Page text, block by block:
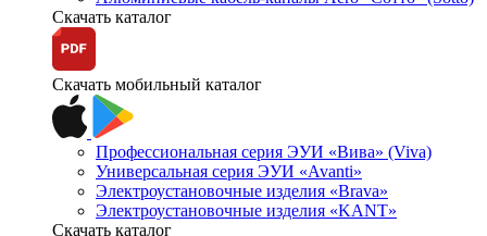
Скачать каталог
Скачать мобильный каталог
Профессиональная серия ЭУИ «Вива» (Viva)
Универсальная серия ЭУИ «Avanti»
Электроустановочные изделия «Brava»
Электроустановочные изделия «KANT»
Скачать каталог